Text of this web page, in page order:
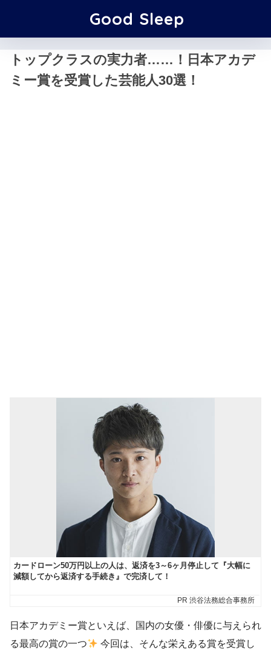
Good Sleep
トップクラスの実力者……！日本アカデ
ミー賞を受賞した芸能人30選！
日本アカデミー賞といえば、国内の女優・俳優に与えられ
る最高の賞の一つ
今回は、そんな栄えある賞を受賞し